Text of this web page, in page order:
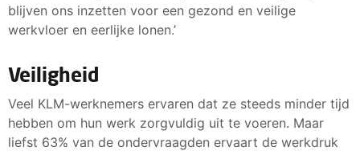
blijven ons inzetten voor een gezond en veilige
werkvloer en eerlijke lonen.’
Veiligheid
Veel KLM-werknemers ervaren dat ze steeds minder tijd
hebben om hun werk zorgvuldig uit te voeren. Maar
liefst 63% van de ondervraagden ervaart de werkdruk